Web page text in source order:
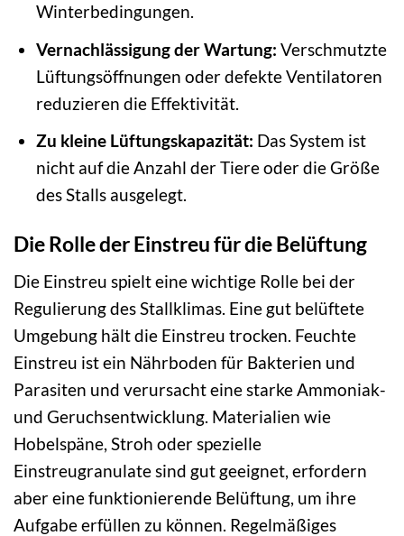
Winterbedingungen.
Vernachlässigung der Wartung: Verschmutzte
Lüftungsöffnungen oder defekte Ventilatoren
reduzieren die Effektivität.
Zu kleine Lüftungskapazität: Das System ist
nicht auf die Anzahl der Tiere oder die Größe
des Stalls ausgelegt.
Die Rolle der Einstreu für die Belüftung
Die Einstreu spielt eine wichtige Rolle bei der
Regulierung des Stallklimas. Eine gut belüftete
Umgebung hält die Einstreu trocken. Feuchte
Einstreu ist ein Nährboden für Bakterien und
Parasiten und verursacht eine starke Ammoniak-
und Geruchsentwicklung. Materialien wie
Hobelspäne, Stroh oder spezielle
Einstreugranulate sind gut geeignet, erfordern
aber eine funktionierende Belüftung, um ihre
Aufgabe erfüllen zu können. Regelmäßiges